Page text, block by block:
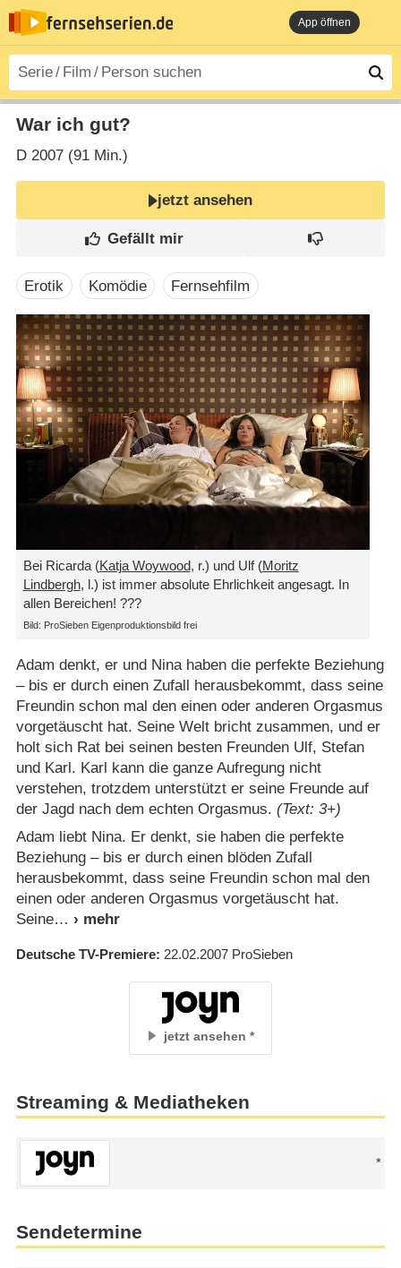
App öffnen
War ich gut?
D2007 (91 Min.)
jetzt ansehen
Erotik Komödie Fernsehfilm
Bei Ricarda (Katja Woywood, r.) und Ulf (Moritz
Lindbergh, l.) ist immer absolute Ehrlichkeit angesagt. In
allen Bereichen! ???
Bild: ProSieben Eigenproduktionsbild frei
Adam denkt, er und Nina haben die perfekte Beziehung
– bis er durch einen Zufall herausbekommt, dass seine
Freundin schon mal den einen oder anderen Orgasmus
vorgetäuscht hat. Seine Welt bricht zusammen, und er
holt sich Rat bei seinen besten Freunden Ulf, Stefan
und Karl. Karl kann die ganze Aufregung nicht
verstehen, trotzdem unterstützt er seine Freunde auf
der Jagd nach dem echten Orgasmus. (Text: 3+)
Adam liebt Nina. Er denkt, sie haben die perfekte
Beziehung – bis er durch einen blöden Zufall
herausbekommt, dass seine Freundin schon mal den
einen oder anderen Orgasmus vorgetäuscht hat.
Seine
Deutsche TV-Premiere 22.02.2007 ProSieben
jetzt ansehen
Streaming & Mediatheken
Sendetermine